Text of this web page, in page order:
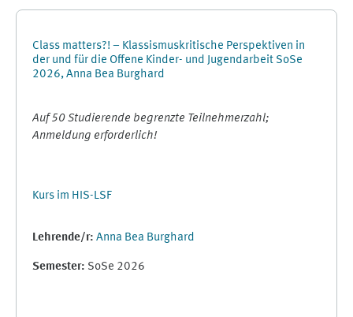
Class matters?! – Klassismuskritische Perspektiven in
der und für die Offene Kinder- und Jugendarbeit SoSe
2026, Anna Bea Burghard
Auf 50 Studierende begrenzte Teilnehmerzahl;
Anmeldung erforderlich!
Kurs im HIS-LSF
Lehrende/r: Anna Bea Burghard
Semester: SoSe 2026